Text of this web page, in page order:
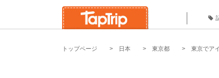
トップページ 日本 東京都 東京でア